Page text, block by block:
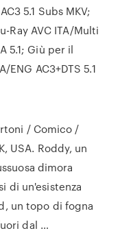
5.1 Subs MKV;
Ray AVC ITA/Multi
5.1; Giù per il
AC3+DTS 5.1
/ Comico /
USA. Roddy, un
dimora
di un'esistenza
un topo di fogna
dal …